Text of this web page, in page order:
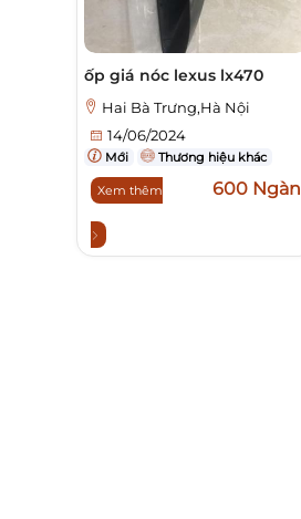
ốp giá nóc lexus lx470
Hai Bà Trưng,Hà Nội
14/06/2024
Mới Thương hiệu khác
Xem thêm 600 Ngàn